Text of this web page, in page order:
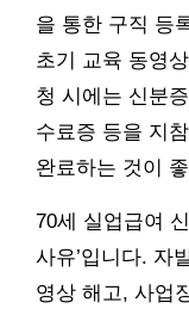
을 통한 구직 등
초기 교육 동영
청 시에는 신분
수료증 등을 지
완료하는 것이
70세 실업급여
사유’입니다. 자
영상 해고, 사업